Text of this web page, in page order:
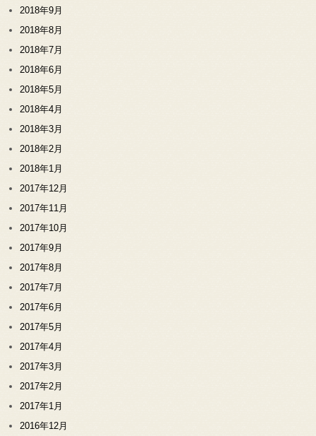
2018年9月
2018年8月
2018年7月
2018年6月
2018年5月
2018年4月
2018年3月
2018年2月
2018年1月
2017年12月
2017年11月
2017年10月
2017年9月
2017年8月
2017年7月
2017年6月
2017年5月
2017年4月
2017年3月
2017年2月
2017年1月
2016年12月